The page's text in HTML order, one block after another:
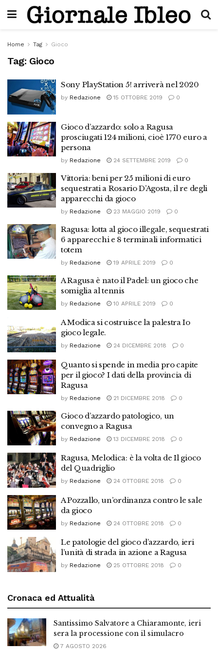
Home Tag Gioco
Tag: Gioco
Sony PlayStation 5! arriverà nel 2020
by Redazione 15 OTTOBRE 2019 0
Gioco d’azzardo: solo a Ragusa
prosciugati 124 milioni, cioè 1770 euro a
persona
by Redazione 24 SETTEMBRE 2019 0
Vittoria: beni per 25 milioni di euro
sequestrati a Rosario D’Agosta, il re degli
apparecchi da gioco
by Redazione 23 MAGGIO 2019 0
Ragusa: lotta al gioco illegale, sequestrati
6 apparecchi e 8 terminali informatici
totem
by Redazione 19 APRILE 2019 0
A Ragusa è nato il Padel: un gioco che
somiglia al tennis
by Redazione 10 APRILE 2019 0
A Modica si costruisce la palestra Io
gioco legale.
by Redazione 24 DICEMBRE 2018 0
Quanto si spende in media pro capite
per il gioco? I dati della provincia di
Ragusa
by Redazione 21 DICEMBRE 2018 0
Gioco d’azzardo patologico, un
convegno a Ragusa
by Redazione 13 DICEMBRE 2018 0
Ragusa, Melodica: è la volta de Il gioco
del Quadriglio
by Redazione 24 OTTOBRE 2018 0
A Pozzallo, un’ordinanza contro le sale
da gioco
by Redazione 24 OTTOBRE 2018 0
Le patologie del gioco d’azzardo, ieri
l’unità di strada in azione a Ragusa
by Redazione 25 OTTOBRE 2018 0
Cronaca ed Attualità
Santissimo Salvatore a Chiaramonte, ieri
sera la processione con il simulacro
7 AGOSTO 2026